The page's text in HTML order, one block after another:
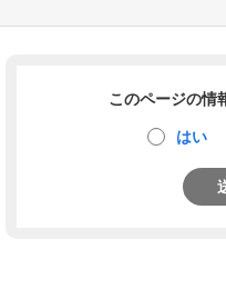
このページの情
はい